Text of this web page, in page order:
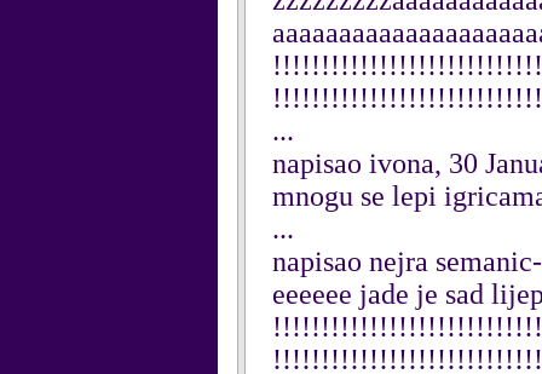
...
napisao ivona, 30
mnogu se lepi
...
napisao nejra
eeeeee jade je sad